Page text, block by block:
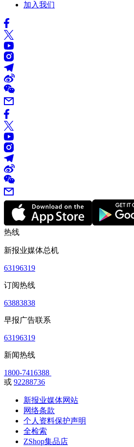
加入我们
热线
新报业媒体总机
63196319
订阅热线
63883838
早报广告联系
63196319
新闻热线
1800-7416388
或 92288736
新报业媒体网站
网络条款
个人资料保护声明
全检索
ZShop集品店